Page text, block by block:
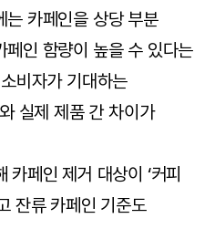
는 카페인을 상당 부분
인 함량이 높을 수 있다는
비자가 기대하는
실제 제품 간 차이가
페인 제거 대상이 ‘커피
잔류 카페인 기준도